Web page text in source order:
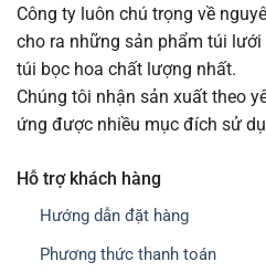
Công ty luôn chú trọng về
cho ra những sản phẩm túi
túi bọc hoa chất lượng nhất.
Chúng tôi nhận sản xuất theo
ứng được nhiều mục đích sử
Hỗ trợ khách hàng
Hướng dẫn đặt hàng
Phương thức thanh toán